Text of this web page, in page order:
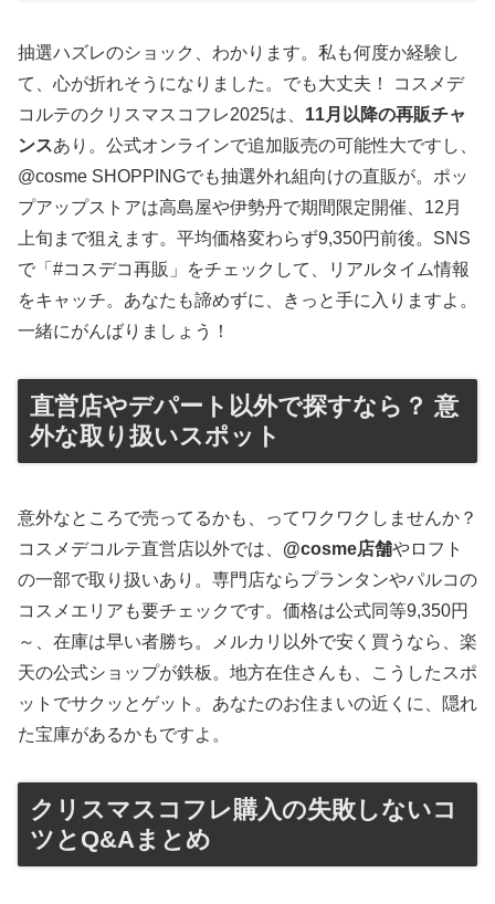
抽選ハズレのショック、わかります。私も何度か経験し
て、心が折れそうになりました。でも大丈夫！ コスメデ
コルテのクリスマスコフレ2025は、 11月以降の再販チャ
ンスあり。公式オンラインで追加販売の可能性大ですし、
@cosme SHOPPINGでも抽選外れ組向けの直販が。ポッ
プアップストアは高島屋や伊勢丹で期間限定開催、12月
上旬まで狙えます。平均価格変わらず9,350円前後。SNS
で「#コスデコ再販」をチェックして、リアルタイム情報
をキャッチ。あなたも諦めずに、きっと手に入りますよ。
一緒にがんばりましょう！
直営店やデパート以外で探すなら？ 意
外な取り扱いスポット
意外なところで売ってるかも、ってワクワクしませんか？
コスメデコルテ直営店以外では、 @cosme店舗やロフト
の一部で取り扱いあり。専門店ならプランタンやパルコの
コスメエリアも要チェックです。価格は公式同等9,350円
～、在庫は早い者勝ち。メルカリ以外で安く買うなら、楽
天の公式ショップが鉄板。地方在住さんも、こうしたスポ
ットでサクッとゲット。あなたのお住まいの近くに、隠れ
た宝庫があるかもですよ。
クリスマスコフレ購入の失敗しないコ
ツとQ&Aまとめ